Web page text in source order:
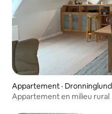
Appartement · Dronninglund
Appartement en milieu rural